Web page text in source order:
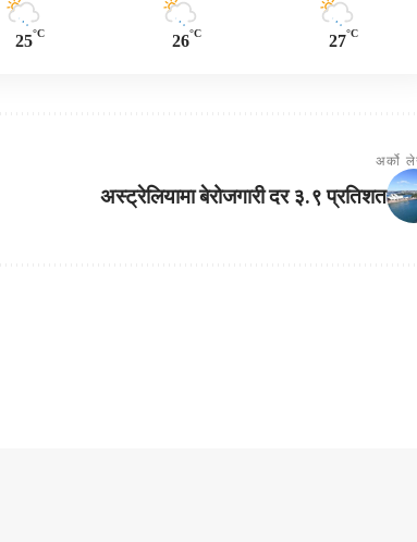
25°C 26°C 27°C
अर्को
अस्ट्रेलियामा बेरोजगारी दर ३.९ प्रतिशत